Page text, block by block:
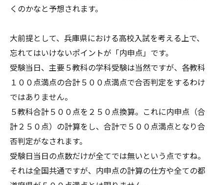
くのかなと予想されます。
大前提として、兵庫県における高校入試を考える上で、
忘れてはいけないポイントが「内申点」です。
受験当日、主要５教科の学科受験は当然ですが、各教科
１００点満点の合計５００点満点で合否判定をするわけ
ではありません。
５教科合計５００点を２５０点換算。これに内申点（合
計２５０点）の計算をし、合計で５００点満点となり合
否判定がなされます。
受験日当日の点数だけが全てでは無いという点ですね。
それは全国共通ですが、内申点の計算の仕方や全ての都